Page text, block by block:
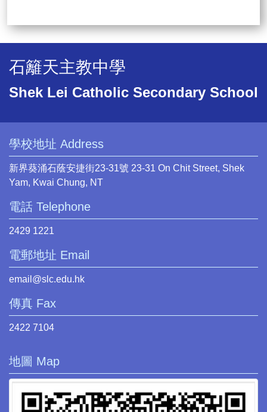
石籬天主教中學
Shek Lei Catholic Secondary School
學校地址 Address
新界葵涌石蔭安捷街23-31號 23-31 On Chit Street, Shek
Yam, Kwai Chung, NT
電話 Telephone
2429 1221
電郵地址 Email
email@slc.edu.hk
傳真 Fax
2422 7104
地圖 Map